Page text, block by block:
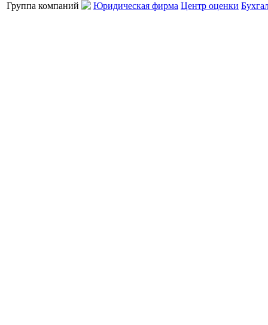
Группа компаний Юридическая фирма Центр оценки